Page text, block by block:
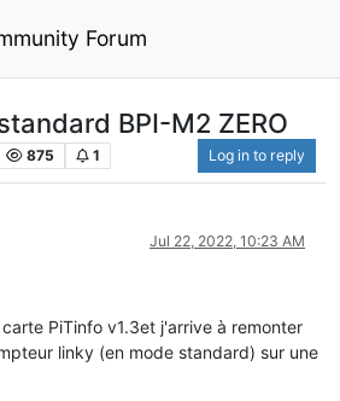
Forum
BPI-M2 ZERO
875 1 Log in to reply
Jul 22, 2022, 10:23 AM
PiTinfo v1.3et j'arrive à remonter
linky (en mode standard) sur une